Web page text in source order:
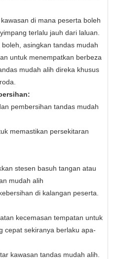
di mana peserta boleh
terlalu jauh dari laluan.
asingkan tandas mudah
untuk menempatkan berbeza
mudah alih direka khusus
pembersihan tandas mudah
memastikan persekitaran
stesen basuh tangan atau
mudah alih
di kalangan peserta.
kecemasan tempatan untuk
cepat sekiranya berlaku apa-
kawasan tandas mudah alih.